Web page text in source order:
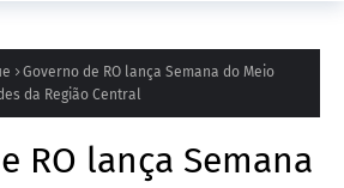
Governo de RO lança Semana do Meio
da Região Central
RO lança Semana